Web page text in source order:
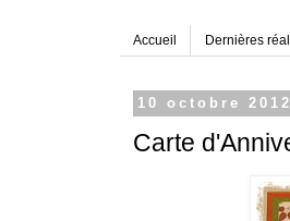
Accueil Dernières
10 octobre 2012
Carte